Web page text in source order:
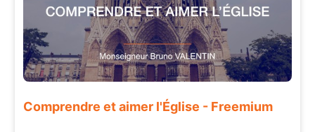
Comprendre et aimer l'Église - Freemium